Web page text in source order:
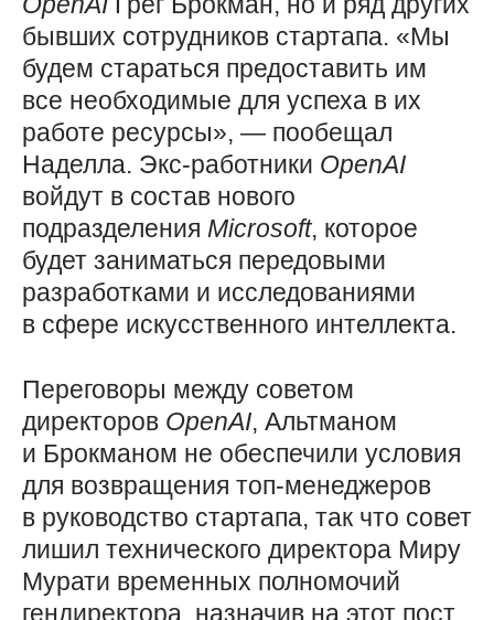
бывших сотрудников стартапа. «Мы
будем стараться предоставить им
все необходимые для успеха в их
работе ресурсы», — пообещал
Наделла. Экс-работники OpenAI
войдут в состав нового
подразделения Microsoft, которое
будет заниматься передовыми
разработками и исследованиями
в сфере искусственного интеллекта.
Переговоры между советом
директоров OpenAI, Альтманом
и Брокманом не обеспечили условия
для возвращения топ-менеджеров
в руководство стартапа, так что совет
лишил технического директора Миру
Мурати временных полномочий
гендиректора, назначив на этот пост